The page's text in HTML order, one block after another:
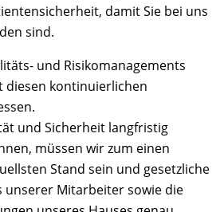
damit Sie bei uns
sind.
und Risikomanagements
diesen kontinuierlichen
und Sicherheit langfristig
müssen wir zum einen
Stand sein und gesetzliche
unserer Mitarbeiter sowie die